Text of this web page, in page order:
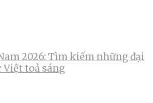
2026: Tìm kiếm những đại
Việt toả sáng